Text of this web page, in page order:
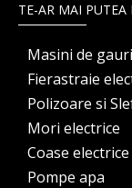
TE-AR MAI PUTEA
Masini de
Fierastraie
Polizoare si
Mori electrice
Coase
Pompe apa